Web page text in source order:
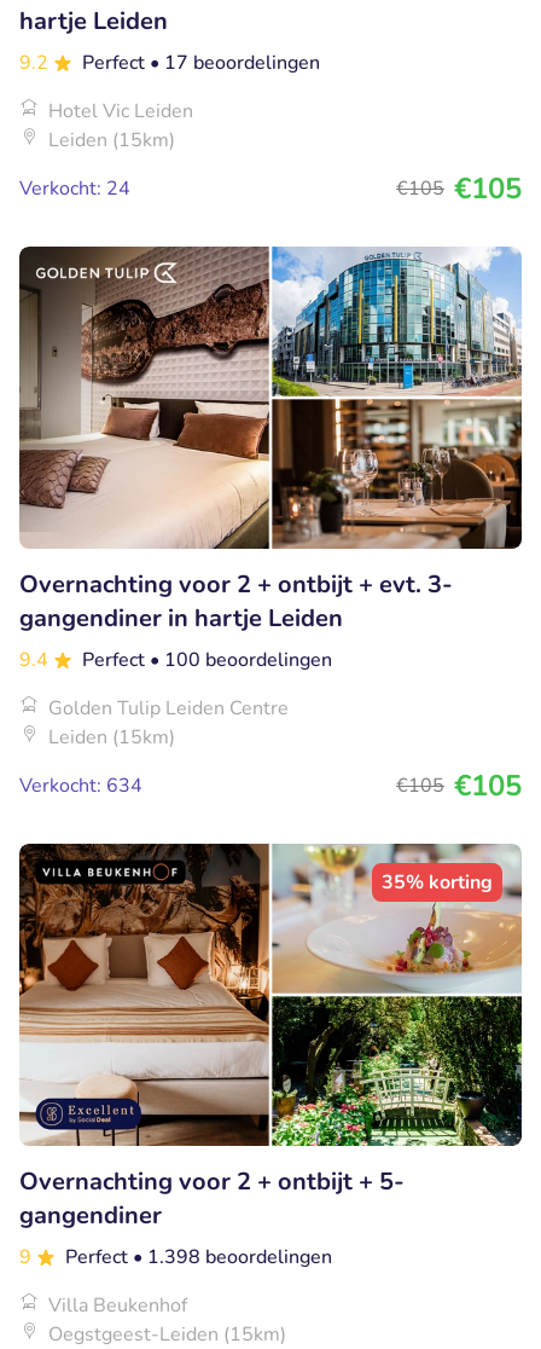
hartje Leiden
9.2 Perfect • 17 beoordelingen
Hotel Vic Leiden
Leiden (15km)
Verkocht: 24
€105 €105
Overnachting voor 2 + ontbijt + evt. 3-
gangendiner in hartje Leiden
9.4 Perfect • 100 beoordelingen
Golden Tulip Leiden Centre
Leiden (15km)
Verkocht: 634
€105 €105
35% korting
Overnachting voor 2 + ontbijt + 5-
gangendiner
9 Perfect • 1.398 beoordelingen
Villa Beukenhof
Oegstgeest-Leiden (15km)